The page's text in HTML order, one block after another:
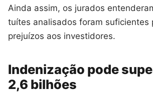
Ainda assim, os jurados
tuítes analisados foram suficientes
prejuízos aos investidores.
Indenização pode
2,6 bilhões